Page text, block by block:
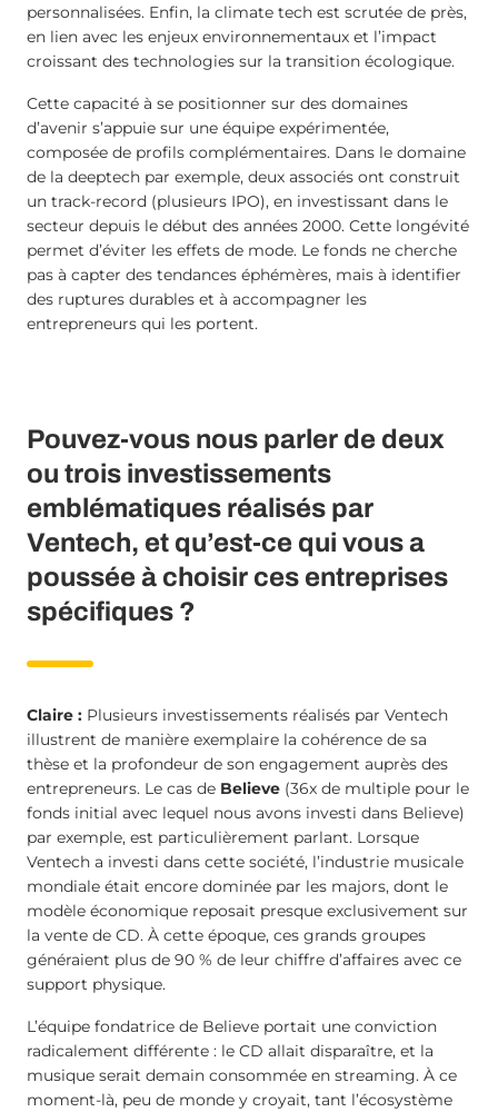
personnalisées. Enfin, la climate tech est scrutée de près,
en lien avec les enjeux environnementaux et l’impact
croissant des technologies sur la transition écologique.
Cette capacité à se positionner sur des domaines
d’avenir s’appuie sur une équipe expérimentée,
composée de profils complémentaires. Dans le domaine
de la deeptech par exemple, deux associés ont construit
un track-record (plusieurs IPO), en investissant dans le
secteur depuis le début des années 2000. Cette longévité
permet d’éviter les effets de mode. Le fonds ne cherche
pas à capter des tendances éphémères, mais à identifier
des ruptures durables et à accompagner les
entrepreneurs qui les portent.
Pouvez-vous nous parler de deux
ou trois investissements
emblématiques réalisés par
Ventech, et qu’est-ce qui vous a
poussée à choisir ces entreprises
spécifiques ?
Claire : Plusieurs investissements réalisés par Ventech
illustrent de manière exemplaire la cohérence de sa
thèse et la profondeur de son engagement auprès des
entrepreneurs. Le cas de Believe (36x de multiple pour le
fonds initial avec lequel nous avons investi dans Believe)
par exemple, est particulièrement parlant. Lorsque
Ventech a investi dans cette société, l’industrie musicale
mondiale était encore dominée par les majors, dont le
modèle économique reposait presque exclusivement sur
la vente de CD. À cette époque, ces grands groupes
généraient plus de 90 % de leur chiffre d’affaires avec ce
support physique.
L’équipe fondatrice de Believe portait une conviction
radicalement différente : le CD allait disparaître, et la
musique serait demain consommée en streaming. À ce
moment-là, peu de monde y croyait, tant l’écosystème